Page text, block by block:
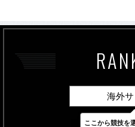
海外
ここから競技を